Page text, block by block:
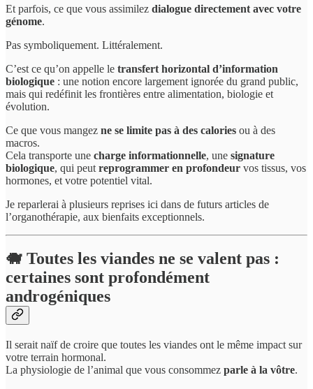
Et parfois, ce que vous assimilez dialogue directement avec votre
génome.
Pas symboliquement. Littéralement.
C’est ce qu’on appelle le transfert horizontal d’information
biologique : une notion encore largement ignorée du grand public,
mais qui redéfinit les frontières entre alimentation, biologie et
évolution.
Ce que vous mangez ne se limite pas à des calories ou à des
macros.
Cela transporte une charge informationnelle, une signature
biologique, qui peut reprogrammer en profondeur vos tissus, vos
hormones, et votre potentiel vital.
Je reparlerai à plusieurs reprises ici dans de futurs articles de
l’organothérapie, aux bienfaits exceptionnels.
🐗 Toutes les viandes ne se valent pas :
certaines sont profondément
androgéniques
Il serait naïf de croire que toutes les viandes ont le même impact sur
votre terrain hormonal.
La physiologie de l’animal que vous consommez parle à la vôtre.